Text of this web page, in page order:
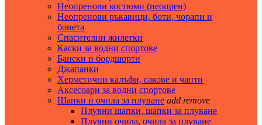
Неопренови костюми (неопрен)
Неопренови ръкавици, боти, чорапи и
бонета
Спасителни жилетки
Каски за водни спортове
Бански и бордшорти
Джапанки
Херметични калъфи, сакове и чанти
Аксесоари за водни спортове
Шапки и очила за плуване add remove
Плувни шапки, шапки за плуване
Плувни очила, очила за плуване